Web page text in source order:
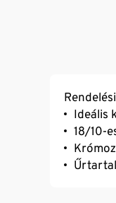
Ideális
18/10-